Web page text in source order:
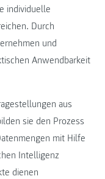
individuelle
Durch
und
Anwendbarkeit
aus
sie den Prozess
mit Hilfe
Intelligenz
dienen